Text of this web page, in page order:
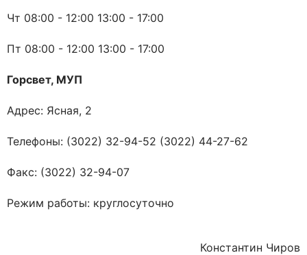
Чт 08:00 - 12:00 13:00 - 17:00
Пт 08:00 - 12:00 13:00 - 17:00
Горсвет, МУП
Адрес: Ясная, 2
Телефоны: (3022) 32-94-52 (3022) 44-27-62
Факс: (3022) 32-94-07
Режим работы: круглосуточно
Константин Чиров